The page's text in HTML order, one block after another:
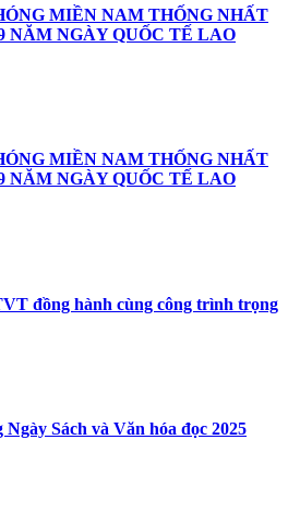
MIỀN NAM THỐNG NHẤT
NĂM NGÀY QUỐC TẾ LAO
MIỀN NAM THỐNG NHẤT
NĂM NGÀY QUỐC TẾ LAO
đồng hành cùng công trình trọng
Sách và Văn hóa đọc 2025